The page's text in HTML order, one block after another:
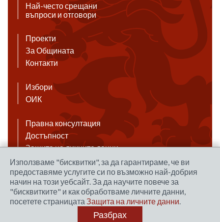
Най-често срещани
въпроси и отговори
Проекти
За Общината
Контакти
Избори
ОИК
Правна консултация
Достъпност
Защита на личните данни
Антикорупция
Връзки
Правила за ползване на сайта
Уеб дизайн и хостинг: NEO MEDIA
Използваме "бисквитки", за да гарантираме, че ви
предоставяме услугите си по възможно най-добрия
начин на този уебсайт. За да научите повече за
"бисквитките" и как обработваме личните данни,
посетете страницата Защита на личните данни.
Разбрах